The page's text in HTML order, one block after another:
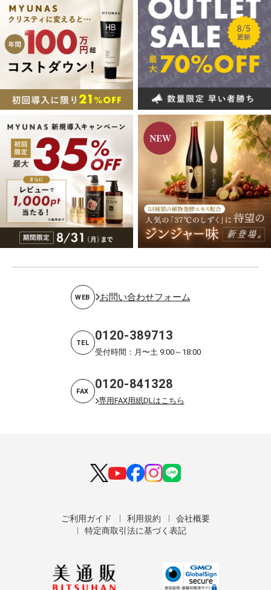
WEB お問い合わせフォーム
TEL 0120-389713
受付時間：月〜土 9:00～18:00
FAX 0120-841328
専用FAX用紙DLはこちら
ご利用ガイド 利用規約
会社概要
特定商取引法に基づく表記